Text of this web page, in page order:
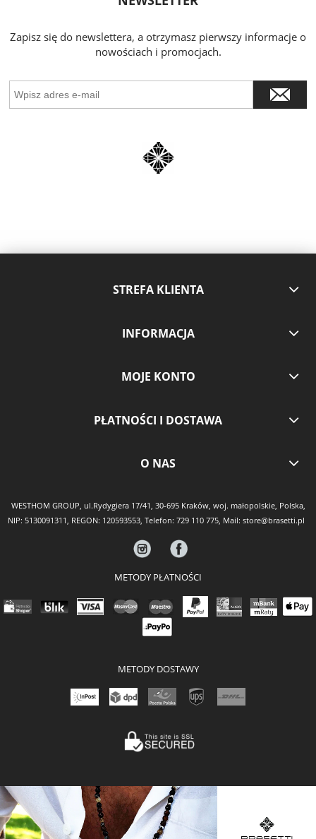
Zapisz się do newslettera, a otrzymasz pierwszy informacje o
nowościach i promocjach.
STREFA KLIENTA
INFORMACJA
MOJE KONTO
PŁATNOŚCI I DOSTAWA
O NAS
WESTHOM GROUP, ul.Rydygiera 17/41, 30-695 Kraków, woj. małopolskie, Polska,
NIP: 5130091311, REGON: 120593553, Telefon: 729 110 775, Mail: store@brasetti.pl
METODY PŁATNOŚCI
METODY DOSTAWY